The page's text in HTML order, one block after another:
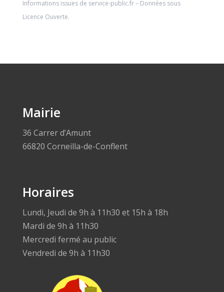
Informations issues de service-public.fr– Données sous
Licence Ouverte.
Mairie
36 Carrer d’Amunt
66820 Corneilla-de-Conflent
Horaires
Lundi, Jeudi de 9h à 11h30 et 15h à 18h
Mardi de 9h à 11h30
Mercredi fermé au public
Vendredi de 9h à 11h30